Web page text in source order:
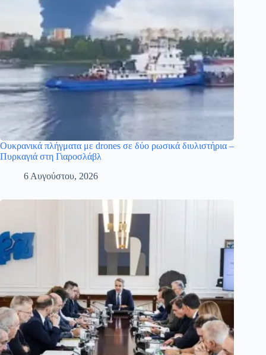
Ουκρανικά πλήγματα με drones σε δύο ρωσικά διυλιστήρια –
Πυρκαγιά στη Γιαροσλάβλ
6 Αυγούστου, 2026